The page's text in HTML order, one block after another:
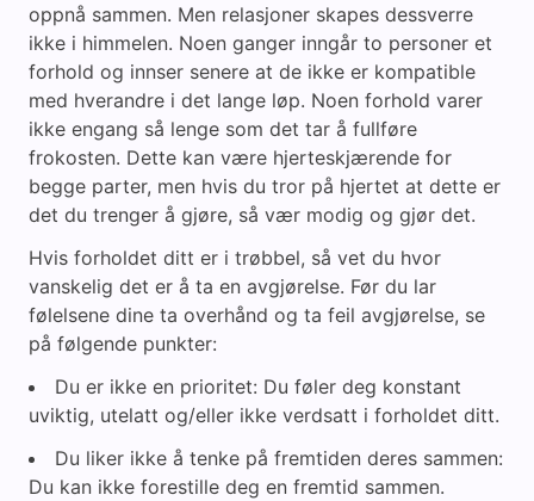
oppnå sammen. Men relasjoner skapes dessverre
ikke i himmelen. Noen ganger inngår to personer et
forhold og innser senere at de ikke er kompatible
med hverandre i det lange løp. Noen forhold varer
ikke engang så lenge som det tar å fullføre
frokosten. Dette kan være hjerteskjærende for
begge parter, men hvis du tror på hjertet at dette er
det du trenger å gjøre, så vær modig og gjør det.
Hvis forholdet ditt er i trøbbel, så vet du hvor
vanskelig det er å ta en avgjørelse. Før du lar
følelsene dine ta overhånd og ta feil avgjørelse, se
på følgende punkter:
Du er ikke en prioritet: Du føler deg konstant
uviktig, utelatt og/eller ikke verdsatt i forholdet ditt.
Du liker ikke å tenke på fremtiden deres sammen:
Du kan ikke forestille deg en fremtid sammen.